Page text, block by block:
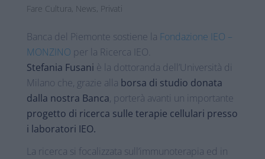
Fare Cultura, News, Privati
Banca del Piemonte sostiene la Fondazione IEO –
MONZINO per la Ricerca IEO.
Stefania Fusani è la dottoranda dell’Università di
Milano che, grazie alla borsa di studio donata
dalla nostra Banca, porterà avanti un importante
progetto di ricerca sulle terapie cellulari presso
i laboratori IEO.
La ricerca si focalizzata sull’immunoterapia ed in